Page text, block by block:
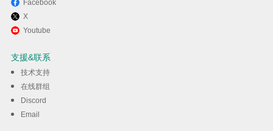
通过逍遥在电脑上享受Bunker
Facebook
X
Youtube
支援&联系
技术支持
在线群组
Discord
Email